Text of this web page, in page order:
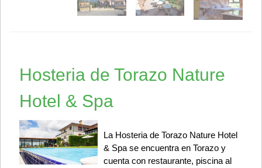
Hosteria de Torazo Nature
Hotel & Spa
La Hosteria de Torazo Nature Hotel
& Spa se encuentra en Torazo y
cuenta con restaurante, piscina al